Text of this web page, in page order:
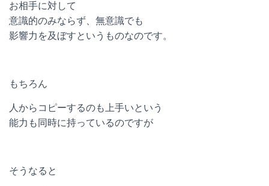
お相手に対して
意識的のみならず、無意識でも
影響力を及ぼすというものなのです。
もちろん
人からコピーするのも上手いという
能力も同時に持っているのですが
そうなると